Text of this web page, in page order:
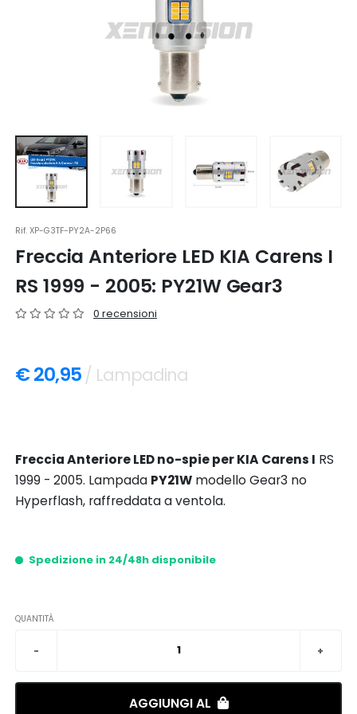
Rif.XP-G3TF-PY2A-2P66
Freccia Anteriore LED KIA Carens I
RS 1999 - 2005: PY21W Gear3
0 recensioni
€ 20,95 / Lampadina
Freccia Anteriore LED no-spie per KIA Carens I RS
1999 - 2005. Lampada PY21W modello Gear3 no
Hyperflash, raffreddata a ventola.
Spedizione in 24/48h disponibile
QUANTITÀ
AGGIUNGI AL